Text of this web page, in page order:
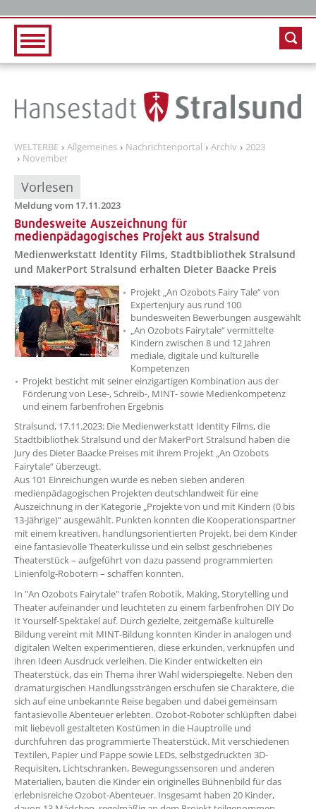
WELTERBE Allgemeines Nachrichtenportal Archiv
2023
November
Vorlesen
Meldung vom 17.11.2023
Bundesweite Auszeichnung für
medienpädagogisches Projekt aus Stralsund
Medienwerkstatt Identity Films, Stadtbibliothek Stralsund
und MakerPort Stralsund erhalten Dieter Baacke Preis
??? absaetzeOben[1]/titel ???
Projekt „An Ozobots Fairy Tale“ von
Expertenjury aus rund 100
bundesweiten Bewerbungen ausgewählt
„An Ozobots Fairytale“ vermittelte
Kindern zwischen 8 und 12 Jahren
mediale, digitale und kulturelle
Kompetenzen
Projekt besticht mit seiner einzigartigen Kombination aus der
Förderung von Lese-, Schreib-, MINT- sowie Medienkompetenz
und einem farbenfrohen Ergebnis
Stralsund, 17.11.2023: Die Medienwerkstatt Identity Films, die
Stadtbibliothek Stralsund und der MakerPort Stralsund haben die
Jury des Dieter Baacke Preises mit ihrem Projekt „An Ozobots
Fairytale“ überzeugt.
Aus 101 Einreichungen wurde es neben sieben anderen
medienpädagogischen Projekten deutschlandweit für eine
Auszeichnung in der Kategorie „Projekte von und mit Kindern (0 bis
13-Jährige)“ ausgewählt. Punkten konnten die Kooperationspartner
mit einem kreativen, handlungsorientierten Projekt, bei dem Kinder
eine fantasievolle Theaterkulisse und ein selbst geschriebenes
Theaterstück – aufgeführt von dazu passend programmierten
Linienfolg-Robotern – schaffen konnten.
In "An Ozobots Fairytale" trafen Robotik, Making, Storytelling und
Theater aufeinander und leuchteten zu einem farbenfrohen DIY Do
It Yourself-Spektakel auf. Durch gezielte, zeitgemäße kulturelle
Bildung vereint mit MINT-Bildung konnten Kinder in analogen und
digitalen Welten experimentieren, diese erkunden, verknüpfen und
ihren Ideen Ausdruck verleihen. Die Kinder entwickelten ein
Theaterstück, das ein Thema ihrer Wahl widerspiegelte. Neben den
dramaturgischen Handlungssträngen erschufen sie Charaktere, die
sich auf eine unbekannte Reise begaben und dabei gemeinsam
fantasievolle Abenteuer erlebten. Ozobot-Roboter schlüpften dabei
mit liebevoll gestalteten Kostümen in die Hauptrolle und
durchfuhren das programmierte Theaterstück. Mit verschiedenen
Textilen, Papier und Pappe sowie LEDs, selbstgedruckten 3D-
Requisiten, Lichtschranken, Bewegungssensoren und anderen
Materialien, bauten die Kinder ein originelles Bühnenbild für das
erlebnisreiche Ozobot-Abenteuer. Insgesamt haben 20 Kinder,